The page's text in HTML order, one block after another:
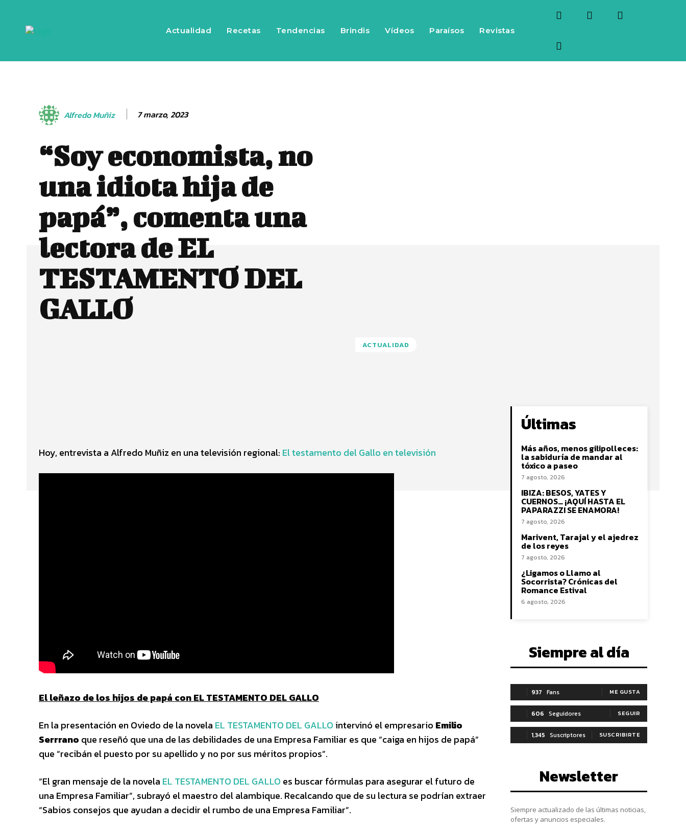
Actualidad Recetas Tendencias Brindis Vídeos Paraísos Revistas
Alfredo Muñiz 7 marzo, 2023
“Soy economista, no
una idiota hija de
papá”, comenta una
lectora de EL
TESTAMENTO DEL
GALLO
ACTUALIDAD
Hoy, entrevista a Alfredo Muñiz en una televisión regional: El testamento del Gallo en televisión
El leñazo de los hijos de papá con EL TESTAMENTO DEL GALLO
En la presentación en Oviedo de la novela EL TESTAMENTO DEL GALLO intervinó el empresario Emilio
Serrrano que reseñó que una de las debilidades de una Empresa Familiar es que “caiga en hijos de papá”
que “recibán el puesto por su apellido y no por sus méritos propios”.
“El gran mensaje de la novela EL TESTAMENTO DEL GALLO es buscar fórmulas para asegurar el futuro de
una Empresa Familiar”, subrayó el maestro del alambique. Recalcando que de su lectura se podrían extraer
“Sabios consejos que ayudan a decidir el rumbo de una Empresa Familiar”.
Últimas
Más años, menos gilipolleces:
la sabiduría de mandar al
tóxico a paseo
7 agosto, 2026
IBIZA: BESOS, YATES Y
CUERNOS… ¡AQUÍ HASTA EL
PAPARAZZI SE ENAMORA!
7 agosto, 2026
Marivent, Tarajal y el ajedrez
de los reyes
7 agosto, 2026
¿Ligamos o Llamo al
Socorrista? Crónicas del
Romance Estival
6 agosto, 2026
Siempre al día
937 Fans ME GUSTA
606 Seguidores SEGUIR
1,345 Suscriptores SUSCRIBIRTE
Newsletter
Siempre actualizado de las últimas noticias,
ofertas y anuncios especiales.